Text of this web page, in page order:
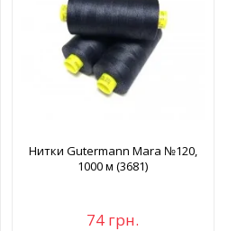
Нитки Gutermann Mara №120,
1000 м (3681)
74 грн.